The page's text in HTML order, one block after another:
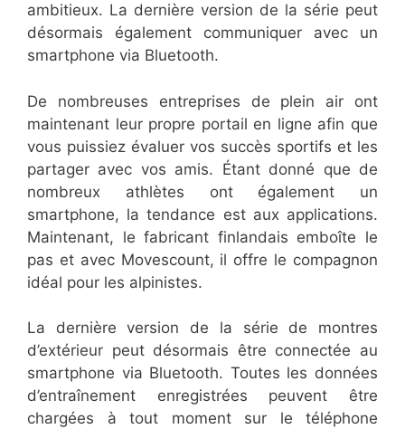
ambitieux. La dernière version de la série peut
désormais également communiquer avec un
smartphone via Bluetooth.
De nombreuses entreprises de plein air ont
maintenant leur propre portail en ligne afin que
vous puissiez évaluer vos succès sportifs et les
partager avec vos amis. Étant donné que de
nombreux athlètes ont également un
smartphone, la tendance est aux applications.
Maintenant, le fabricant finlandais emboîte le
pas et avec Movescount, il offre le compagnon
idéal pour les alpinistes.
La dernière version de la série de montres
d’extérieur peut désormais être connectée au
smartphone via Bluetooth. Toutes les données
d’entraînement enregistrées peuvent être
chargées à tout moment sur le téléphone